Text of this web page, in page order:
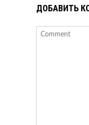
ДОБАВИТЬ